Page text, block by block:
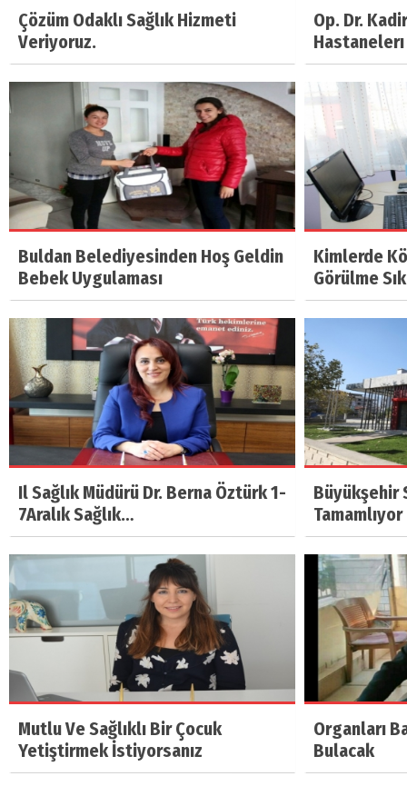
Çözüm Odaklı Sağlık Hizmeti
Veriyoruz.
Op. Dr.
Buldan Belediyesinden Hoş Geldin
Bebek Uygulaması
Kimlerde
Görülme
Il Sağlık Müdürü Dr. Berna Öztürk 1-
7Aralık Sağlık…
Büyükşehir
Tamamlıyor
Mutlu Ve Sağlıklı Bir Çocuk
Yetiştirmek İstiyorsanız
Organları
Bulacak
(20 Şubat - 20 Mart)
Balık Burcunun 07.08.2026 Günlük Yorumu
(21 Mart - 20